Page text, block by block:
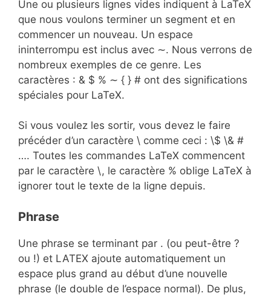
Une ou plusieurs lignes vides indiquent à LaTeX
que nous voulons terminer un segment et en
commencer un nouveau. Un espace
ininterrompu est inclus avec ∼. Nous verrons de
nombreux exemples de ce genre. Les
caractères : & $ % ∼ { } # ont des significations
spéciales pour LaTeX.
Si vous voulez les sortir, vous devez le faire
précéder d’un caractère \ comme ceci : \$ \& #
…. Toutes les commandes LaTeX commencent
par le caractère \, le caractère % oblige LaTeX à
ignorer tout le texte de la ligne depuis.
Phrase
Une phrase se terminant par . (ou peut-être ?
ou !) et LATEX ajoute automatiquement un
espace plus grand au début d’une nouvelle
phrase (le double de l’espace normal). De plus,